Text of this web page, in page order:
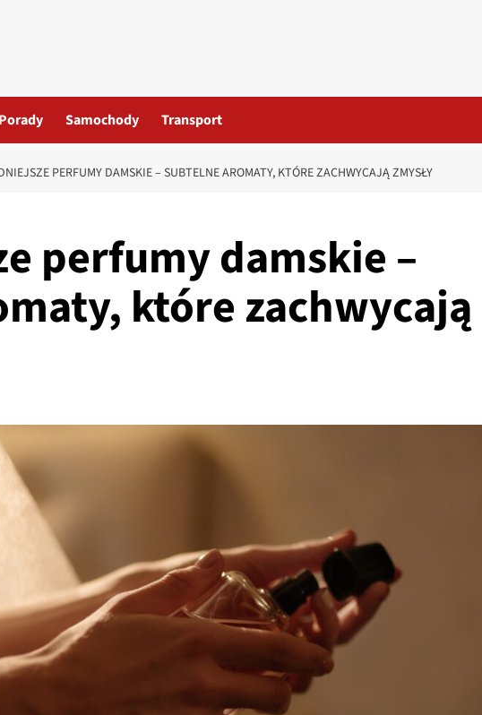
Porady Samochody Transport
PERFUMY DAMSKIE – SUBTELNE AROMATY, KTÓRE ZACHWYCAJĄ ZMYSŁY
perfumy damskie –
które zachwycają